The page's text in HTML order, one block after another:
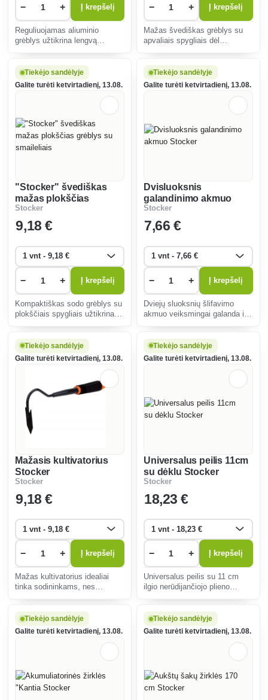
− + Į krepšelį
Reguliuojamas aliuminio
grėblys užtikrina lengvą
rinkti, prisitaiko prie įvairių
poreikių ir padidina sodininko
− + Į krepšelį
Mažas švediškas grėblys su
apvaliais spygliais dėl
tikslų ir veiksmingą sodo
atliekų surinkimą nepažeidžiant
Tiekėjo sandėlyje
Galite turėti ketvirtadienį, 13.08.
"Stocker" švediškas
mažas plokščias
grėblys su smaileliais
Stocker
9,18 €
− + Į krepšelį
Kompaktiškas sodo grėblys su
plokščiais spygliais užtikrina
Ergonomiška rankena užtikrina
patogų valdymą ir atsparumą
Tiekėjo sandėlyje
Galite turėti ketvirtadienį, 13.08.
Dvisluoksnis
galandinimo akmuo
Stocker
Stocker
7,66 €
− + Į krepšelį
Dviejų sluoksnių šlifavimo
akmuo veiksmingai galanda ir
ir sodo įrankiams, užtikrina
tikslumą ir ilgalaikę įrankių
Tiekėjo sandėlyje
Galite turėti ketvirtadienį, 13.08.
Mažasis kultivatorius
Stocker
Stocker
9,18 €
− + Į krepšelį
Mažas kultivatorius idealiai
tinka sodininkams, nes
turi tris plieninius noragus ir
ergonomišką dizainą, kad būtų
Tiekėjo sandėlyje
Galite turėti ketvirtadienį, 13.08.
Universalus peilis 11cm
su dėklu Stocker
Stocker
18,23 €
− + Į krepšelį
Universalus peilis su 11 cm
ilgio nerūdijančiojo plieno
korozijai ir patogia rankena,
idealiai tinka sodininkams ir
Tiekėjo sandėlyje
Galite turėti ketvirtadienį, 13.08.
Tiekėjo sandėlyje
Galite turėti ketvirtadienį, 13.08.